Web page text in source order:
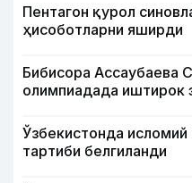
Пентагон қурол
ҳисоботларни яширди
Бибисора Ассаубаева
олимпиадада иштирок
Ўзбекистонда
тартиби белгиланди